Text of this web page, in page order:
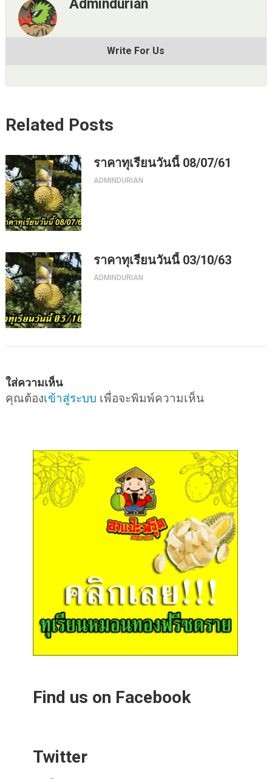
Admindurian
Write For Us
Related Posts
ราคาทุเรียนวันนี้ 08/07/61
ADMINDURIAN
ราคาทุเรียนวันนี้ 03/10/63
ADMINDURIAN
ใส่ความเห็น
คุณต้องเข้าสู่ระบบ เพื่อจะพิมพ์ความเห็น
Find us on Facebook
Twitter